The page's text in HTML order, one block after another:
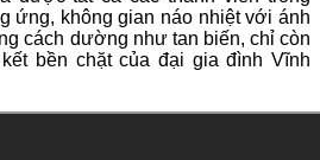
ứng, không gian náo nhiệt với ánh
cách dường như tan biến, chỉ còn
bền chặt của đại gia đình Vĩnh